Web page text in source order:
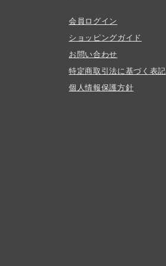
会員ログイン
ショッピングガイド
お問い合わせ
特定商取引法に基づく表記
個人情報保護方針